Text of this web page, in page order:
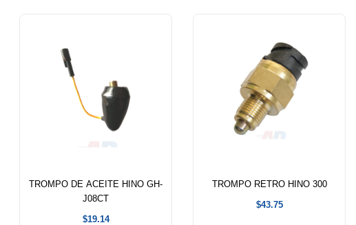
TROMPO DE ACEITE HINO GH-
J08CT
Precio
$19.14
TROMPO RETRO HINO 300
Precio
$43.75